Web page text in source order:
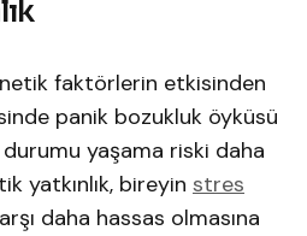
faktörlerin etkisinden
panik bozukluk öyküsü
yaşama riski daha
yatkınlık, bireyin stres
daha hassas olmasına